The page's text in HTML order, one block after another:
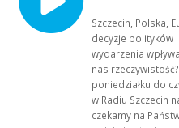
Szczecin, Polska,
decyzje polityków
wydarzenia
nas
poniedziałku do
w Radiu Szczecin
czekamy na